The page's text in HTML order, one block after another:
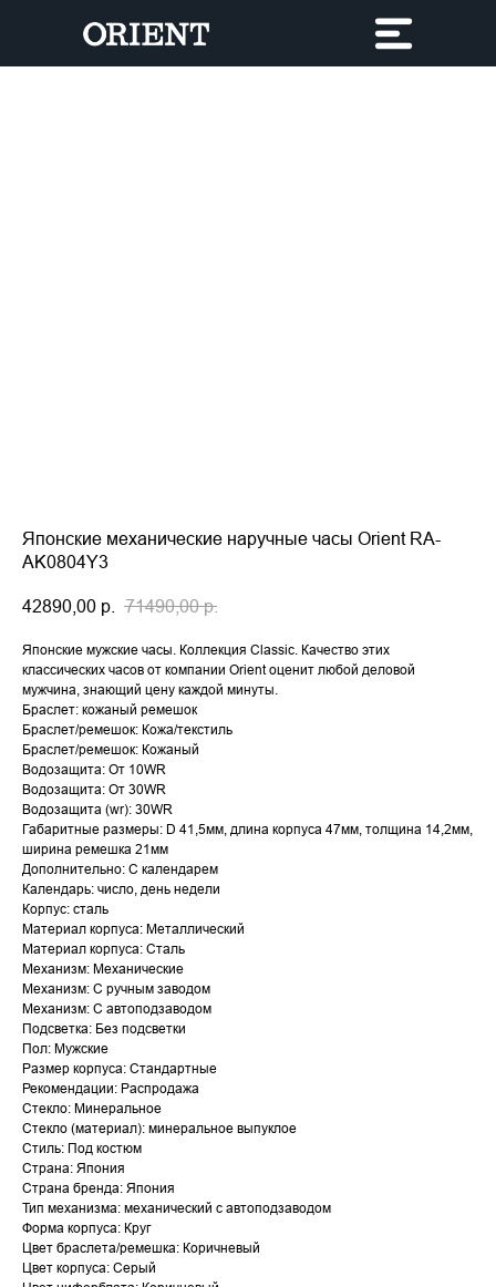
Японские механические наручные часы Orient RA-
AK0804Y3
42890,00 р. 71490,00 р.
Японские мужские часы. Коллекция Classic. Качество этих
классических часов от компании Orient оценит любой деловой
мужчина, знающий цену каждой минуты.
Браслет: кожаный ремешок
Браслет/ремешок: Кожа/текстиль
Браслет/ремешок: Кожаный
Водозащита: От 10WR
Водозащита: От 30WR
Водозащита (wr): 30WR
Габаритные размеры: D 41,5мм, длина корпуса 47мм, толщина 14,2мм,
ширина ремешка 21мм
Дополнительно: С календарем
Календарь: число, день недели
Корпус: сталь
Материал корпуса: Металлический
Материал корпуса: Сталь
Механизм: Механические
Механизм: С ручным заводом
Механизм: С автоподзаводом
Подсветка: Без подсветки
Пол: Мужские
Размер корпуса: Стандартные
Рекомендации: Распродажа
Стекло: Минеральное
Стекло (материал): минеральное выпуклое
Стиль: Под костюм
Страна: Япония
Страна бренда: Япония
Тип механизма: механический с автоподзаводом
Форма корпуса: Круг
Цвет браслета/ремешка: Коричневый
Цвет корпуса: Серый